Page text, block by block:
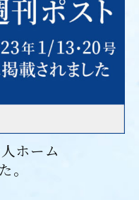
ホーム
。